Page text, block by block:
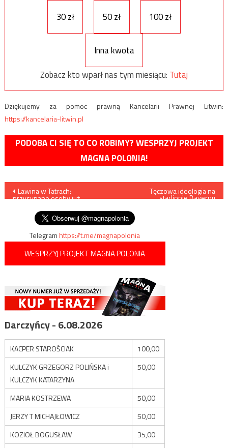
30 zł
50 zł 100 zł
Inna kwota
Zobacz kto wparł nas tym miesiącu: Tutaj
Dziękujemy za pomoc prawną Kancelarii Prawnej Litwin:
https://kancelaria-litwin.pl
PODOBA CI SIĘ TO CO ROBIMY? WESPRZYJ PROJEKT
MAGNA POLONIA!
Nawigacja
wpisu
Lawina w Tatrach:
przysypane osoby już
Tęczowa ideologia na
stadionie Bayernu
Telegramhttps://t.me/magnapolonia
WESPRZYJ PROJEKT MAGNA POLONIA
Darczyńcy - 6.08.2026
KACPER STAROŚCIAK
100,00
KULCZYK GRZEGORZ POLIŃSKA i
KULCZYK KATARZYNA
50,00
MARIA KOSTRZEWA
50,00
JERZY T MICHAJŁOWICZ
50,00
KOZIOŁ BOGUSŁAW
35,00